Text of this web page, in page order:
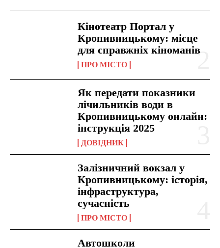
Кінотеатр Портал у
Кропивницькому: місце
для справжніх кіноманів
ПРО МІСТО
Як передати показники
лічильників води в
Кропивницькому онлайн:
інструкція 2025
ДОВІДНИК
Залізничний вокзал у
Кропивницькому: історія,
інфраструктура,
сучасність
ПРО МІСТО
Автошколи